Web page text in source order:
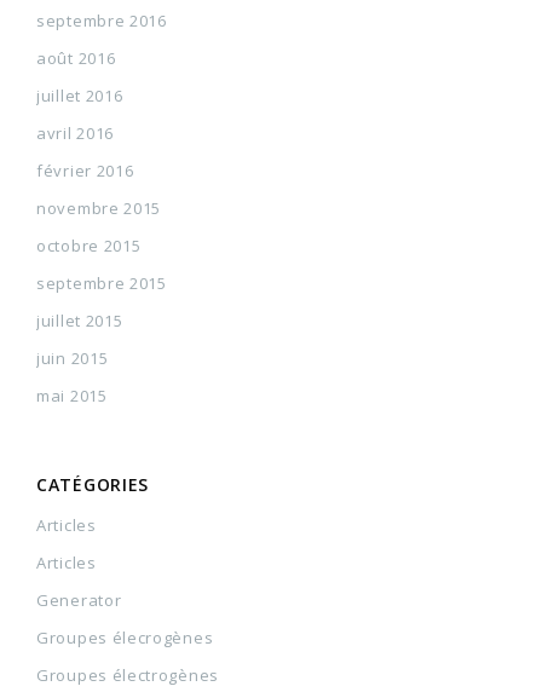
septembre 2016
août 2016
juillet 2016
avril 2016
février 2016
novembre 2015
octobre 2015
septembre 2015
juillet 2015
juin 2015
mai 2015
CATÉGORIES
Articles
Articles
Generator
Groupes élecrogènes
Groupes électrogènes